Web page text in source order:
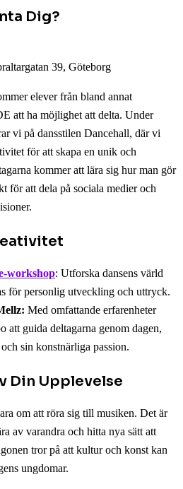
Dig?
39, Göteborg
elever från bland annat
att ha möjlighet att delta. Under
vi på dansstilen Dancehall, där vi
för att skapa en unik och
kommer att lära sig hur man gör
för att dela på sociala medier och
workshop: Utforska dansens värld
för personlig utveckling och uttryck.
Med omfattande erfarenheter
att guida deltagarna genom dagen,
sin konstnärliga passion.
Din Upplevelse
om att röra sig till musiken. Det är
av varandra och hitta nya sätt att
tror på att kultur och konst kan
ungdomar.